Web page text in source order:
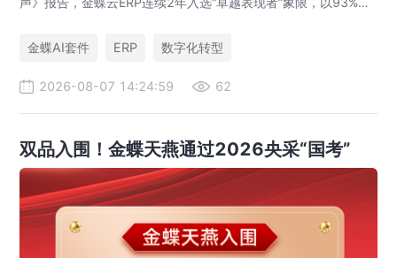
分，彰显中国企业管理软件的硬核产品力与全球用户口碑。
金蝶AI套件 ERP 数字化转型
2026-08-07 14:24:59 62
双品入围！金蝶天燕通过2026央采“国考”